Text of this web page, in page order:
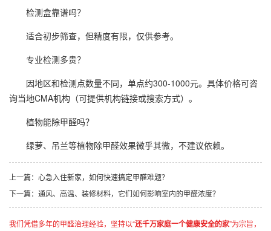
检测盒靠谱吗？
适合初步筛查，但精度有限，仅供参考。
专业检测多贵？
因地区和检测点数量不同，单点约300-1000元。具体价格可咨
询当地CMA机构（可提供机构链接或搜索方式）。
植物能除甲醛吗？
绿萝、吊兰等植物除甲醛效果微乎其微，不建议依赖。
上一篇： 心急入住新家，如何快速搞定甲醛难题？
下一篇： 通风、高温、装修材料，它们如何影响室内的甲醛浓度？
我们凭借多年的甲醛治理经验，坚持以“还千万家庭一个健康安全的家”为宗旨，